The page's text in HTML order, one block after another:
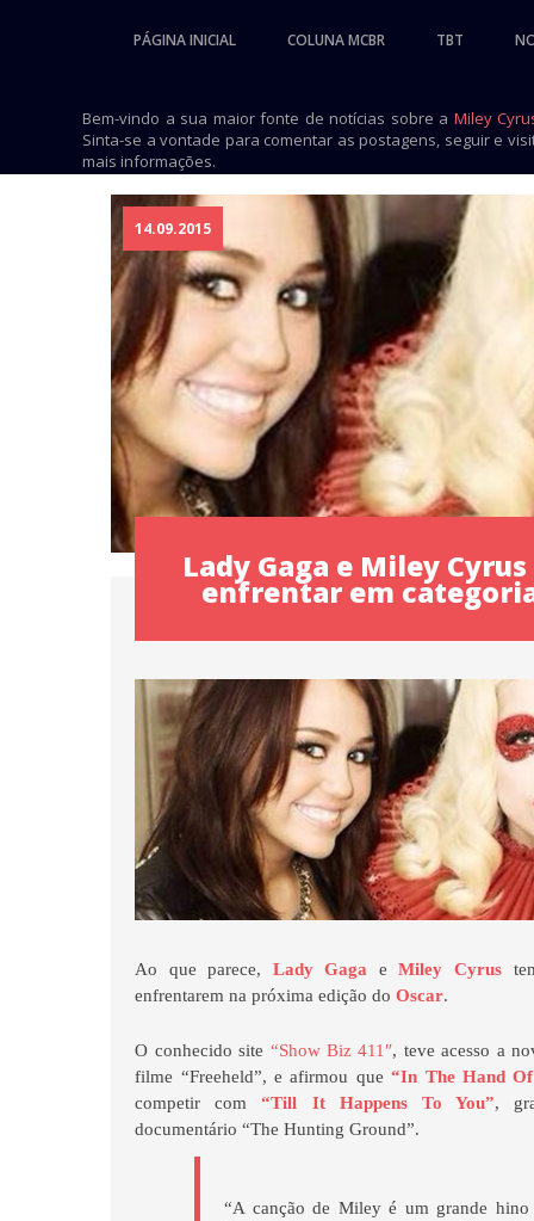
PÁGINA INICIAL COLUNA MCBR TBT
Bem-vindo a sua maior fonte de notícias sobre a Miley
Sinta-se a vontade para comentar as postagens, seguir e
mais informações.
14.09.2015
Lady Gaga e Miley
enfrentar em
Ao que parece, Lady Gaga e Miley Cyrus
enfrentarem na próxima edição doOscar.
O conhecido site “Show Biz 411″, teve acesso a
filme “Freeheld”, e afirmou que“In The Hand
competir com“Till It Happens To You”,
documentário “The Hunting Ground”.
“A canção de Miley é um grande hino